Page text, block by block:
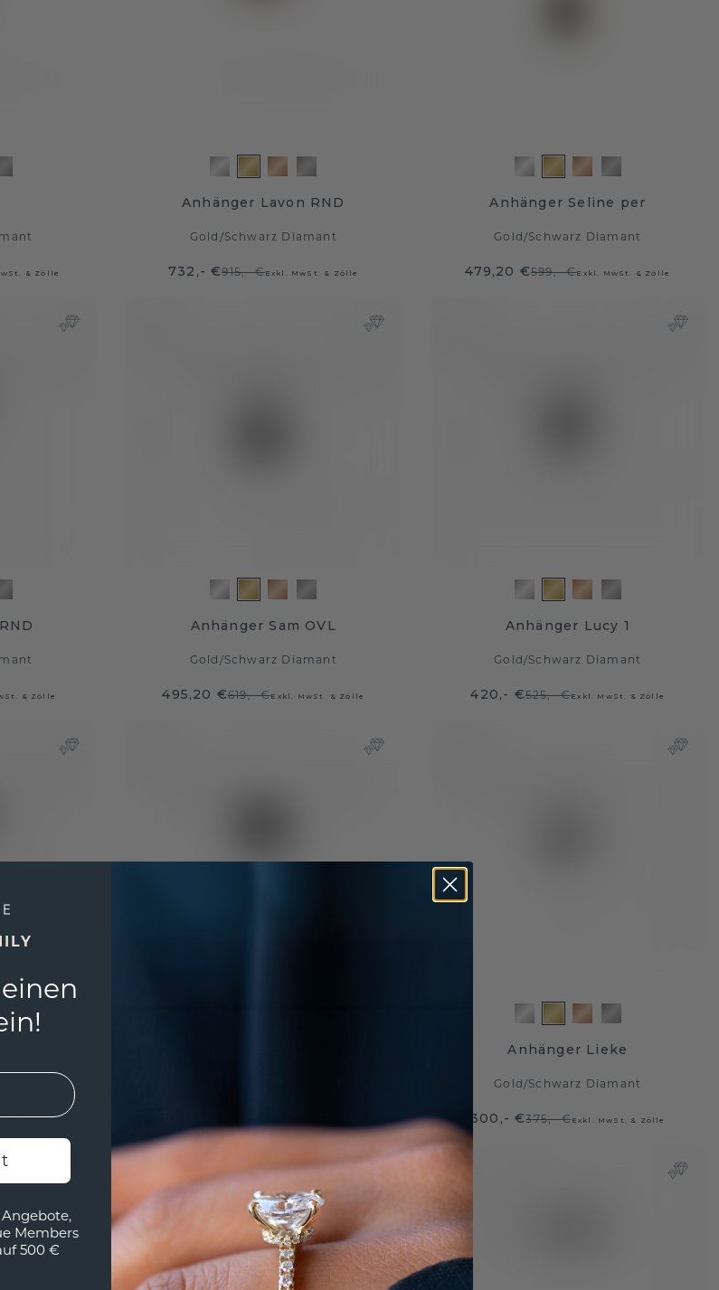
& Zölle
Anhänger Lavon RND
Gold /Schwarz Diamant
732,- €915,- €Exkl. MwSt. & Zölle
Anhänger Seline per
Gold /Schwarz Diamant
479,20 €599,- €Exkl. MwSt. & Zölle
& Zölle
Anhänger Sam OVL
Gold /Schwarz Diamant
495,20 €619,- €Exkl. MwSt. & Zölle
Anhänger Lucy 1
Gold/Schwarz Diamant
420,- €525,- €Exkl. MwSt. & Zölle
MwSt. & Zölle
Anhänger Lieke
Gold /Schwarz Diamant
300,- €375,- €Exkl. MwSt. & Zölle
Members
500 €